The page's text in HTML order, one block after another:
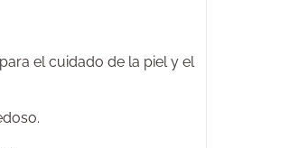
el cuidado de la piel y el